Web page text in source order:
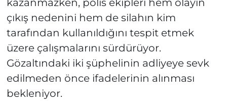
kazanmazken, polis ekipleri hem olayın
çıkış nedenini hem de silahın kim
tarafından kullanıldığını tespit etmek
üzere çalışmalarını sürdürüyor.
Gözaltındaki iki şüphelinin adliyeye sevk
edilmeden önce ifadelerinin alınması
bekleniyor.